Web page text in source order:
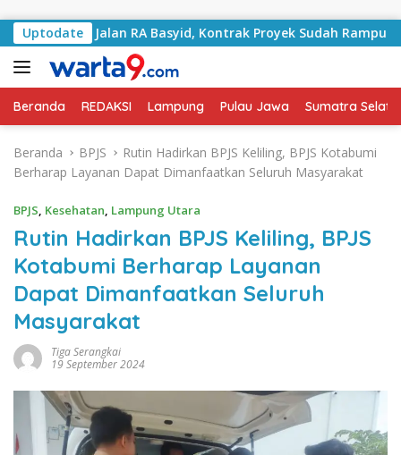
Uptodate
Jalan RA Basyid, Kontrak Proyek Sudah Rampung
Beranda REDAKSI Lampung Pulau Jawa Sumatra
Beranda BPJS
Rutin Hadirkan BPJS Keliling, BPJS Kotabumi
Berharap Layanan Dapat Dimanfaatkan Seluruh Masyarakat
BPJS, Kesehatan, Lampung Utara
Rutin Hadirkan BPJS Keliling, BPJS
Kotabumi Berharap Layanan
Dapat Dimanfaatkan Seluruh
Masyarakat
Tiga Serangkai
19 September 2024